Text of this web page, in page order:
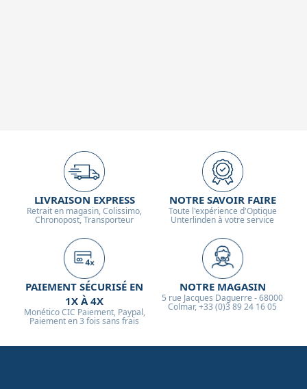
LIVRAISON EXPRESS
Retrait en magasin, Colissimo,
Chronopost, Transporteur
NOTRE SAVOIR FAIRE
Toute l'expérience d'Optique
Unterlinden à votre service
PAIEMENT SÉCURISÉ EN
1X À 4X
Monético CIC Paiement, Paypal,
Paiement en 3 fois sans frais
NOTRE MAGASIN
5 rue Jacques Daguerre - 68000
Colmar, +33 (0)3 89 24 16 05